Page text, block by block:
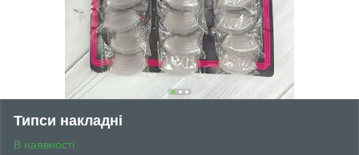
Типси накладні
В наявності